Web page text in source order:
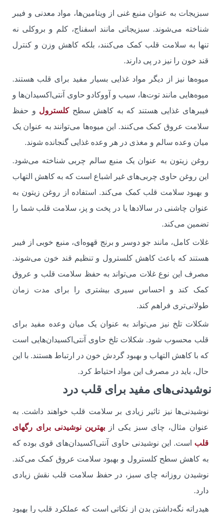
سبزیجات به عنوان منبع غنی از ویتامین‌ها، مواد معدنی و فیبر
شناخته می‌شوند. سبزیجاتی مانند اسفناج، کلم و بروکلی نه
تنها به سلامت قلب کمک می‌کنند، بلکه کاهش وزن و کنترل
قند خون را نیز در پی دارند.
میوه‌ها نیز از دیگر مواد غذایی بسیار مفید برای قلب هستند.
میوه‌هایی مانند توت‌ها، سیب و آووکادو حاوی آنتی‌اکسیدان‌ها و
فیبرهای غذایی هستند که به کاهش سطحکلسترول و حفظ
سلامت عروق کمک می‌کنند. این میوه‌ها می‌توانند به عنوان یک
میان‌ وعده سالم و مغذی در هر وعده غذایی گنجانده شوند.
روغن زیتون به عنوان یک منبع سالم چربی شناخته می‌شود.
این روغن حاوی چربی‌های غیر اشباع است که به کاهش التهاب
و بهبود سلامت قلب کمک می‌کند. استفاده از روغن زیتون به
عنوان چاشنی در سالادها یا در پخت و پز، سلامت قلب شما را
تضمین می‌کند.
غلات کامل، مانند جو دوسر و برنج قهوه‌ای، منبع خوبی از فیبر
هستند که باعث کاهش کلسترول و تنظیم قند خون می‌شوند.
مصرف این نوع غلات می‌تواند به حفظ سلامت قلب و عروق
کمک کند و احساس سیری بیشتری را برای مدت زمان
طولانی‌تری فراهم کند.
شکلات تلخ نیز می‌تواند به عنوان یک میان ‌وعده مفید برای
قلب محسوب شود. شکلات تلخ حاوی آنتی‌اکسیدان‌هایی است
که با کاهش التهاب و بهبود گردش خون در ارتباط هستند. با این
حال، باید در مصرف این مواد احتیاط کرد.
نوشیدنی‌های مفید برای قلب درد
نوشیدنی‌ها نیز تاثیر زیادی بر سلامت قلب خواهند داشت. به
عنوان مثال، چای سبز یکی از بهترین نوشیدنی‌ برای رگهای
قلب است. این نوشیدنی حاوی آنتی‌اکسیدان‌های قوی بوده که
به کاهش سطح کلسترول و بهبود سلامت عروق کمک می‌کند.
نوشیدن روزانه چای سبز، در حفظ سلامت قلب نقش زیادی
دارد.
هیدراته نگه‌داشتن بدن از نکاتی است که عملکرد قلب را بهبود